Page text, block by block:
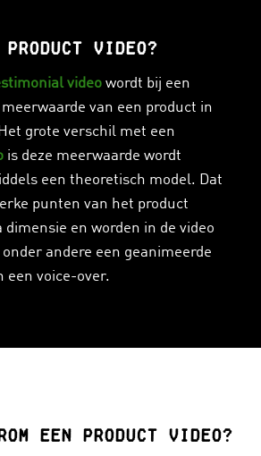
video?
video wordt bij een
van een product in
grote verschil met een
is deze meerwaarde wordt
een theoretisch model. Dat
punten van het product
en worden in de video
andere een geanimeerde
een voice-over.
een product video?